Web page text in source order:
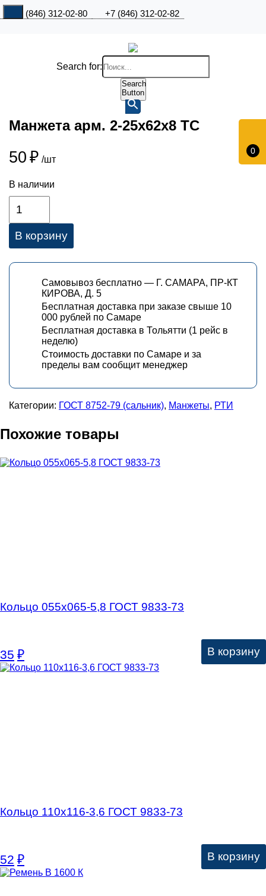
+7 (846) 312-02-80 +7 (846) 312-02-82
0
Search for:
Search
Button
Манжета арм. 2-25х62х8 ТС
50 ₽ /шт
В наличии
В корзину
Самовывоз бесплатно — Г. САМАРА, ПР-КТ
КИРОВА, Д. 5
Бесплатная доставка при заказе свыше 10
000 рублей по Самаре
Бесплатная доставка в Тольятти (1 рейс в
неделю)
Стоимость доставки по Самаре и за
пределы вам сообщит менеджер
Категории: ГОСТ 8752-79 (сальник), Манжеты, РТИ
Похожие товары
Кольцо 055х065-5,8 ГОСТ 9833-73
35 ₽ В корзину
Кольцо 110х116-3,6 ГОСТ 9833-73
52 ₽ В корзину